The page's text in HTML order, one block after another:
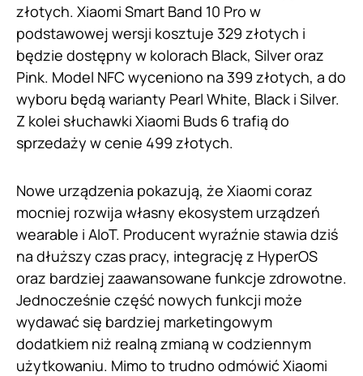
złotych. Xiaomi Smart Band 10 Pro w
podstawowej wersji kosztuje 329 złotych i
będzie dostępny w kolorach Black, Silver oraz
Pink. Model NFC wyceniono na 399 złotych, a do
wyboru będą warianty Pearl White, Black i Silver.
Z kolei słuchawki Xiaomi Buds 6 trafią do
sprzedaży w cenie 499 złotych.
Nowe urządzenia pokazują, że Xiaomi coraz
mocniej rozwija własny ekosystem urządzeń
wearable i AIoT. Producent wyraźnie stawia dziś
na dłuższy czas pracy, integrację z HyperOS
oraz bardziej zaawansowane funkcje zdrowotne.
Jednocześnie część nowych funkcji może
wydawać się bardziej marketingowym
dodatkiem niż realną zmianą w codziennym
użytkowaniu. Mimo to trudno odmówić Xiaomi